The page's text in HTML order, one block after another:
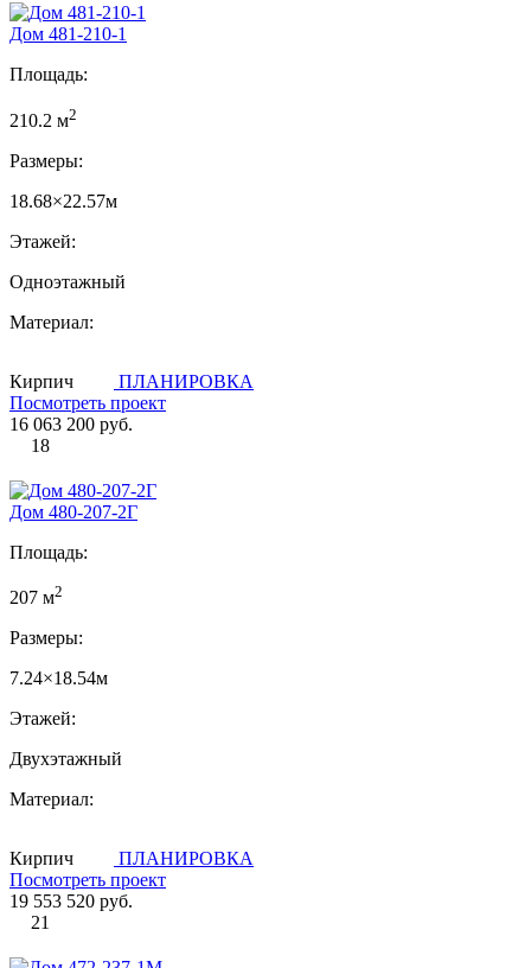
Дом 481-210-1
Площадь:
210.2 м2
Размеры:
18.68×22.57м
Этажей:
Одноэтажный
Материал:
Кирпич
ПЛАНИРОВКА
Посмотреть проект
16 063 200 руб.
18
Дом 480-207-2Г
Площадь:
207 м2
Размеры:
7.24×18.54м
Этажей:
Двухэтажный
Материал:
Кирпич
ПЛАНИРОВКА
Посмотреть проект
19 553 520 руб.
21